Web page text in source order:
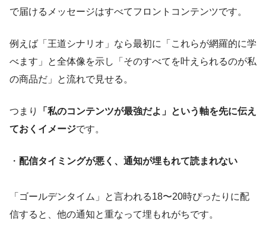
で届けるメッセージはすべてフロントコンテンツです。
例えば「王道シナリオ」なら最初に「これらが網羅的に学
べます」と全体像を示し「そのすべてを叶えられるのが私
の商品だ」と流れで見せる。
つまり
「私のコンテンツが最強だよ」という軸を先に伝え
ておくイメージです。
・ 配信タイミングが悪く、通知が埋もれて読まれない
「ゴールデンタイム」と言われる18〜20時ぴったりに配
信すると、他の通知と重なって埋もれがちです。